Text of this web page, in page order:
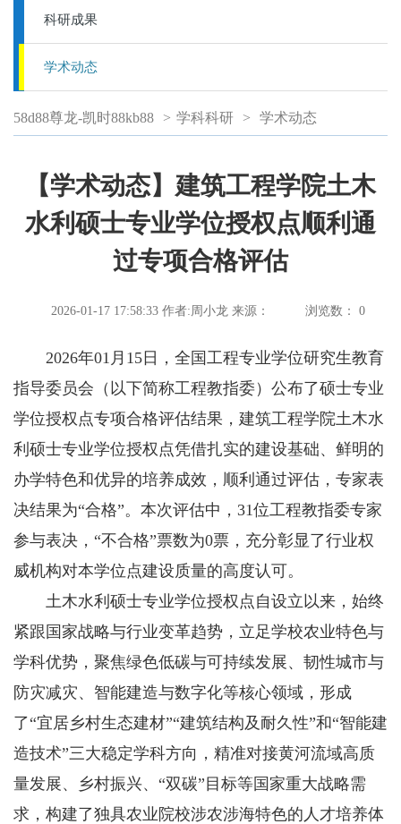
科研成果
学术动态
58d88尊龙-凯时88kb88 > 学科科研 > 学术动态
【学术动态】建筑工程学院土木
水利硕士专业学位授权点顺利通
过专项合格评估
2026-01-17 17:58:33 作者:周小龙 来源： 浏览数： 0
2026年01月15日，全国工程专业学位研究生教育
指导委员会（以下简称工程教指委）公布了硕士专业
学位授权点专项合格评估结果，建筑工程学院土木水
利硕士专业学位授权点凭借扎实的建设基础、鲜明的
办学特色和优异的培养成效，顺利通过评估，专家表
决结果为“合格”。本次评估中，31位工程教指委专家
参与表决，“不合格”票数为0票，充分彰显了行业权
威机构对本学位点建设质量的高度认可。
土木水利硕士专业学位授权点自设立以来，始终
紧跟国家战略与行业变革趋势，立足学校农业特色与
学科优势，聚焦绿色低碳与可持续发展、韧性城市与
防灾减灾、智能建造与数字化等核心领域，形成
了“宜居乡村生态建材”“建筑结构及耐久性”和“智能建
造技术”三大稳定学科方向，精准对接黄河流域高质
量发展、乡村振兴、“双碳”目标等国家重大战略需
求，构建了独具农业院校涉农涉海特色的人才培养体